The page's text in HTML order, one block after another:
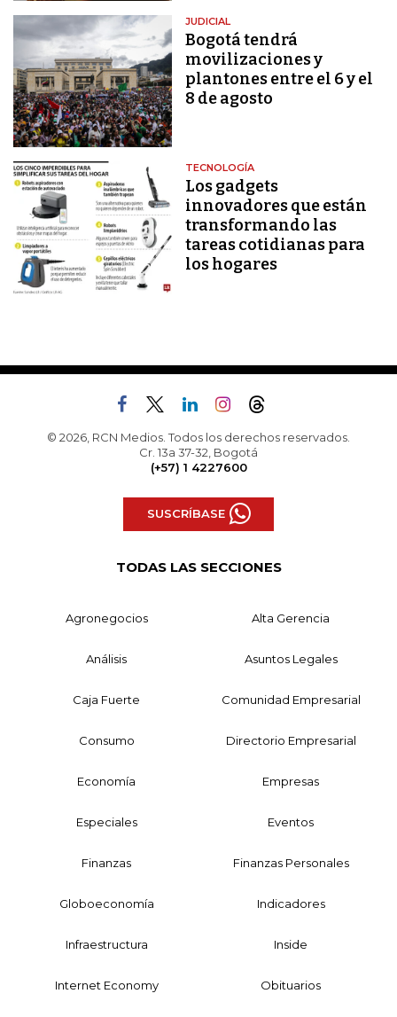
JUDICIAL
Bogotá tendrá
movilizaciones y
plantones entre el 6 y el
8 de agosto
TECNOLOGÍA
Los gadgets
innovadores que están
transformando las
tareas cotidianas para
los hogares
© 2026, RCN Medios. Todos los derechos reservados.
Cr. 13a 37-32, Bogotá
(+57) 1 4227600
SUSCRÍBASE
TODAS LAS SECCIONES
Agronegocios Alta Gerencia
Análisis Asuntos Legales
Caja Fuerte Comunidad Empresarial
Consumo Directorio Empresarial
Economía Empresas
Especiales Eventos
Finanzas Finanzas Personales
Globoeconomía Indicadores
Infraestructura Inside
Internet Economy Obituarios